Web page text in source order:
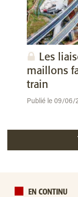
Les
maillons
train
Publié le 09/06/
EN CONTINU